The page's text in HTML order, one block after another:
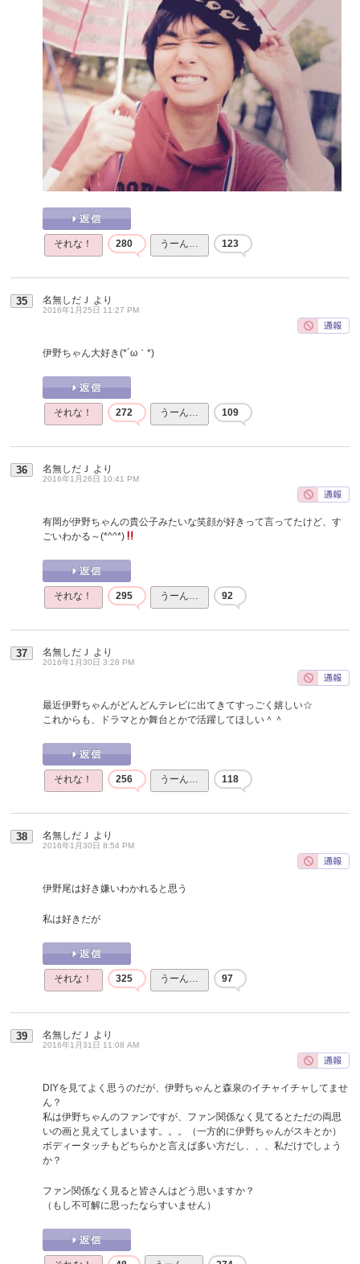
それな！ 280 うーん… 123
35 名無しだＪ より
2016年1月25日 11:27 PM
伊野ちゃん大好き(*´ω｀*)
それな！ 272 うーん… 109
36 名無しだＪ より
2016年1月26日 10:41 PM
有岡が伊野ちゃんの貴公子みたいな笑顔が好きって言ってたけど、す
ごいわかる～(*^^*)
それな！ 295 うーん… 92
37 名無しだＪ より
2016年1月30日 3:28 PM
最近伊野ちゃんがどんどんテレビに出てきてすっごく嬉しい☆
これからも、ドラマとか舞台とかで活躍してほしい＾＾
それな！ 256 うーん… 118
38 名無しだＪ より
2016年1月30日 8:54 PM
伊野尾は好き嫌いわかれると思う
私は好きだが
それな！ 325 うーん… 97
39 名無しだＪ より
2016年1月31日 11:08 AM
DIYを見てよく思うのだが、伊野ちゃんと森泉のイチャイチャしてませ
ん？
私は伊野ちゃんのファンですが、ファン関係なく見てるとただの両思
いの画と見えてしまいます。。。（一方的に伊野ちゃんがスキとか）
ボディータッチもどちらかと言えば多い方だし、、、私だけでしょう
か？
ファン関係なく見ると皆さんはどう思いますか？
（もし不可解に思ったならすいません）